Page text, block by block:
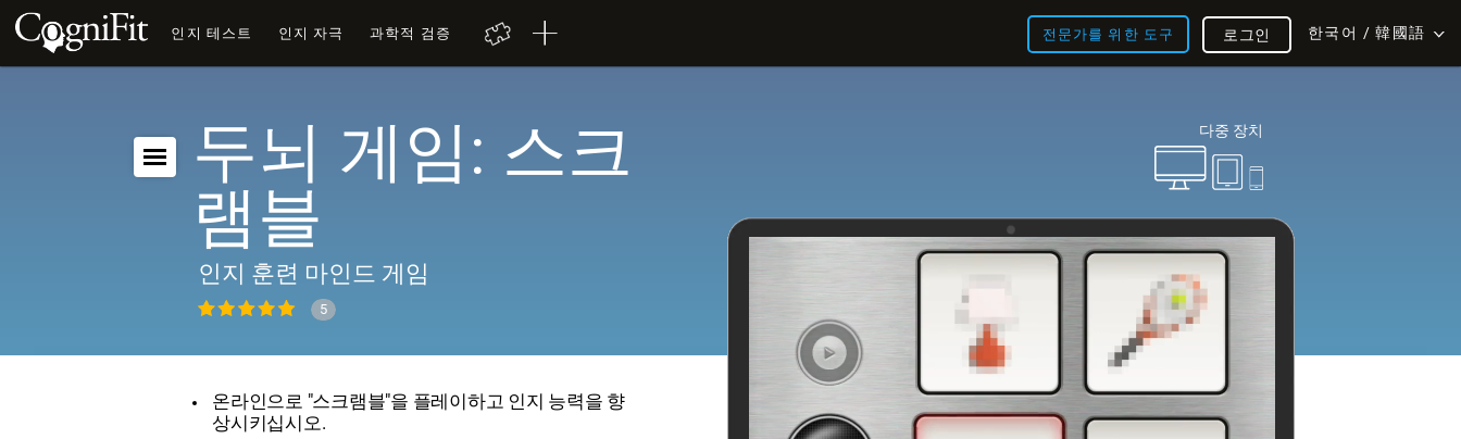
인지 테스트 인지 자극 과학적 검증 전문가를 위한 도구 한국어 / 韓國語
로그인
다중 장치
두뇌 게임: 스크
램블
인지 훈련 마인드 게임
5
온라인으로 "스크램블"을 플레이하고 인지 능력을 향
상시키십시오.